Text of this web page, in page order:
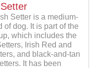
Setter is a medium-
of dog. It is part of the
which includes the
Irish Red and
and black-and-tan
It has been